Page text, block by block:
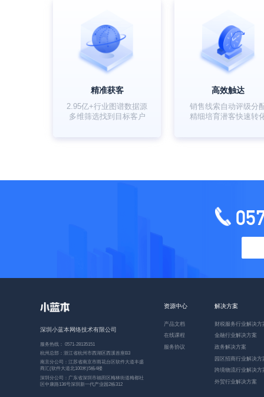
精准获客
2.95亿+行业图谱数据源
多维筛选找到目标客户
高效触达
销售线索自动评级分
精细培育潜客快速转
深圳小蓝本网络技术有限公司
服务热线： 0571-28135151
杭州总部：浙江省杭州市西湖区西溪首座B3
南京分公司：江苏省南京市雨花台区软件大道丰盛
商汇(软件大道北100米)5栋4楼
深圳分公司：广东省深圳市福田区梅林街道梅都社
区中康路136号深圳新一代产业园2栋312
资源中心
产品文档
在线课程
服务协议
解决方案
财税服务行业解决方
金融行业解决方案
政务解决方案
园区招商行业解决方
跨境物流行业解决方
外贸行业解决方案